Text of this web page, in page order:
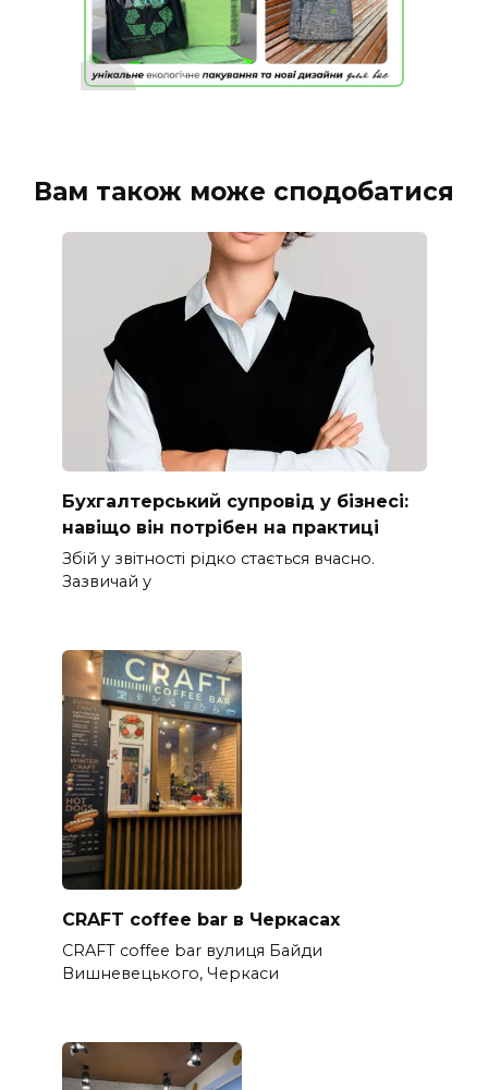
Вам також може сподобатися
Бухгалтерський супровід у бізнесі:
навіщо він потрібен на практиці
Збій у звітності рідко стається вчасно.
Зазвичай у
CRAFT coffee bar в Черкасах
CRAFT coffee bar вулиця Байди
Вишневецького, Черкаси